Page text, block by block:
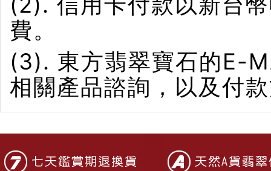
費。
(3). 東方翡翠寶石的E-
相關產品諮詢，以及付